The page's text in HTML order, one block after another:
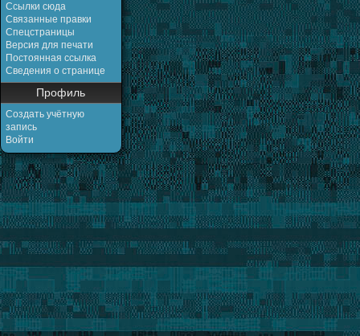
Ссылки сюда
Связанные правки
Спецстраницы
Версия для печати
Постоянная ссылка
Сведения о странице
Профиль
Создать учётную
запись
Войти